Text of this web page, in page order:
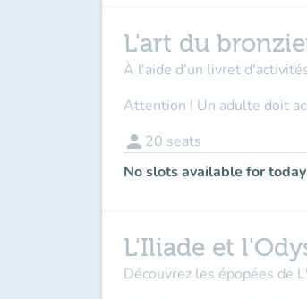
L'art du
À l'aide d'un livret
Attention ! Un adulte doit
person 20 seats
No slots available for today
L'Iliade et
Découvrez les épopées de